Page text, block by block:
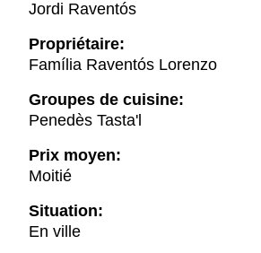
Jordi Raventós
Propriétaire:
Família Raventós Lorenzo
Groupes de cuisine:
Penedès Tasta'l
Prix moyen:
Moitié
Situation:
En ville